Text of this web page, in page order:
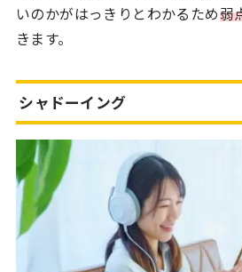
いのかがはっきりとわかるため弱
きます。
シャドーイング